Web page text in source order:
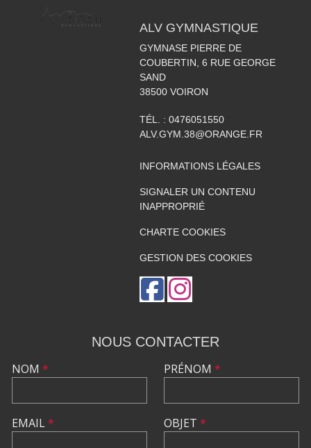
ALV GYMNASTIQUE
GYMNASE PIERRE DE
COUBERTIN, 6 RUE GEORGE
SAND
38500 VOIRON
TÉL. : 0476051550
ALV.GYM.38@ORANGE.FR
INFORMATIONS LÉGALES
SIGNALER UN CONTENU
INAPPROPRIÉ
CHARTE COOKIES
GESTION DES COOKIES
NOUS CONTACTER
NOM *
EMAIL*
PRÉNOM *
OBJET *